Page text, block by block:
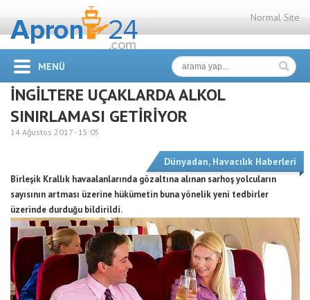
Normal Site
MENÜ
İNGİLTERE UÇAKLARDA ALKOL
SINIRLAMASI GETİRİYOR
14 Ağustos 2017 - 15:05
Dünyadan, Havacılık Haberleri
Birleşik Krallık havaalanlarında gözaltına alınan sarhoş yolcuların
sayısının artması üzerine hükümetin buna yönelik yeni tedbirler
üzerinde durduğu bildirildi.